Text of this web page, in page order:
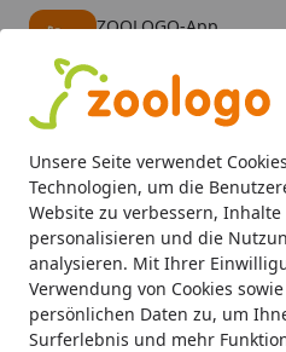
Unsere Seite verwendet
Technologien, um die
Website zu verbessern,
personalisieren und die
analysieren. Mit Ihrer
Verwendung von Cookies
persönlichen Daten zu, um
Surferlebnis und mehr
ZOOLOGO-App
Alle Produkte
Mein Konto
Suchen
Startseite
Hund Hundefutter
Dr. Clauder's
Natrium 400g